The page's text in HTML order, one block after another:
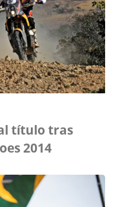
título tras
2014